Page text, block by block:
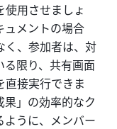
用させましょ
ュメントの場合
く、参加者は、対
限り、共有画面
直接実行できま
果」の効率的なク
ように、メンバー